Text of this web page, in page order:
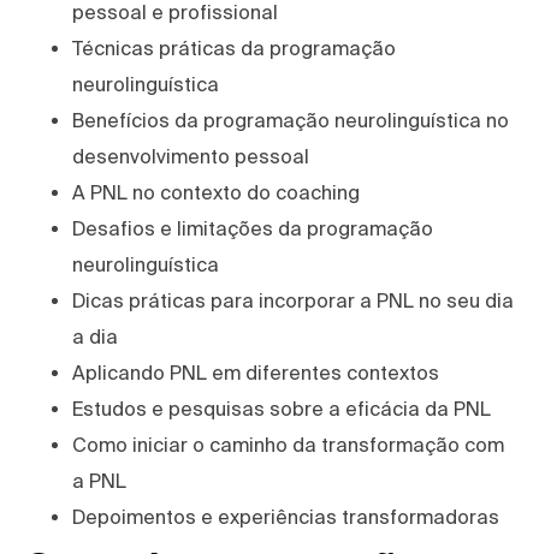
pessoal e profissional
Técnicas práticas da programação
neurolinguística
Benefícios da programação neurolinguística no
desenvolvimento pessoal
A PNL no contexto do coaching
Desafios e limitações da programação
neurolinguística
Dicas práticas para incorporar a PNL no seu dia
a dia
Aplicando PNL em diferentes contextos
Estudos e pesquisas sobre a eficácia da PNL
Como iniciar o caminho da transformação com
a PNL
Depoimentos e experiências transformadoras